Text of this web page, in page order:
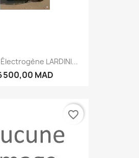
LARDINI...
500,00 MAD
favorite_border